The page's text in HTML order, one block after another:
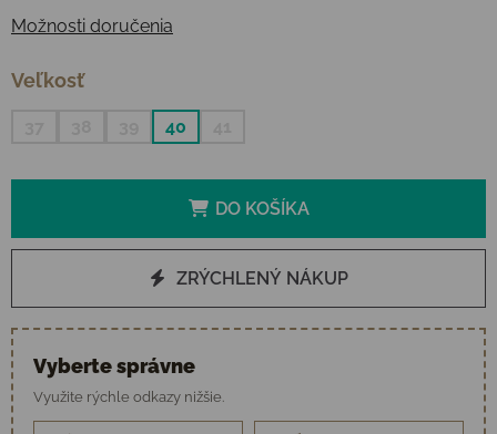
Možnosti doručenia
Veľkosť
40
DO KOŠÍKA
ZRÝCHLENÝ NÁKUP
Vyberte správne
Využite rýchle odkazy nižšie.